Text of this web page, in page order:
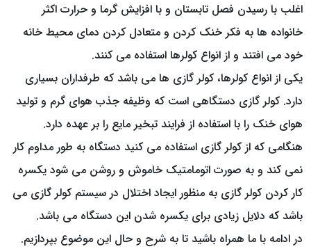
اغلب با رسیدن فصل تابستان و با افزایش گرما و حرارت اکثر
خانواده ها به فکر خنک کردن و متعادل کردن دمای محیط خانه
خود می افتند و از انواع کولرها استفاده می کنند.
یکی از انواع کولرها، کولر گازی ها می باشد که طرفداران بسیاری
دارد. کولر گازی دستگاهی است که وظیفه جذب هوای گرم و تولید
هوای خنک را با استفاده از فرایند تبخیر مایع را بر عهده دارد.
هنگامی که از کولر گازی استفاده می کنید دستگاه به طور مداوم کار
نمی کند و به صورت اتومامتیک خاموش و روشن می شود یکسره
کار کردن کولر گازی به منظور ایجاد اختلال در سیستم کولر گازی می
باشد که دلایل زیادی برای یکسره شدن این دستگاه می باشد.
در ادامه با ما همراه باشید تا به شرح و حال این موضوع بپردازیم.